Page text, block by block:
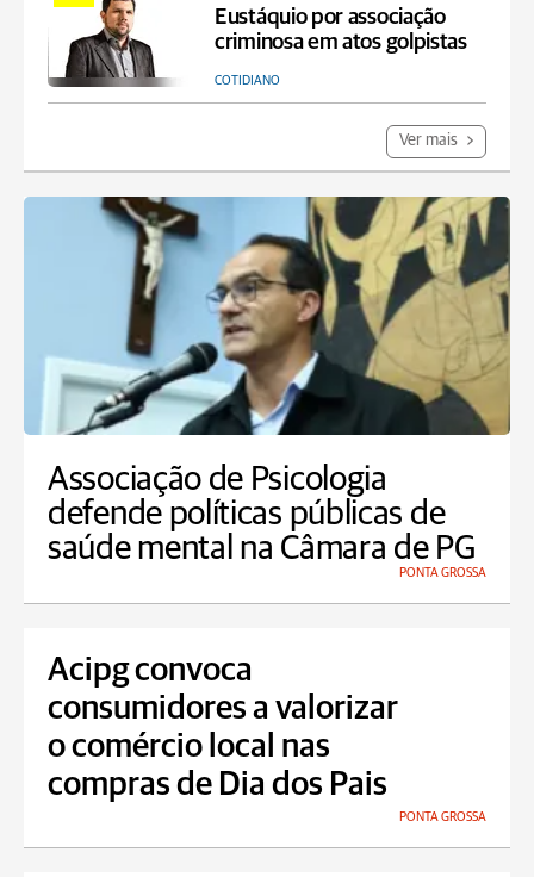
Eustáquio por associação
criminosa em atos golpistas
COTIDIANO
Ver mais
Associação de Psicologia
defende políticas públicas de
saúde mental na Câmara de PG
PONTA GROSSA
Acipg convoca
consumidores a valorizar
o comércio local nas
compras de Dia dos Pais
PONTA GROSSA